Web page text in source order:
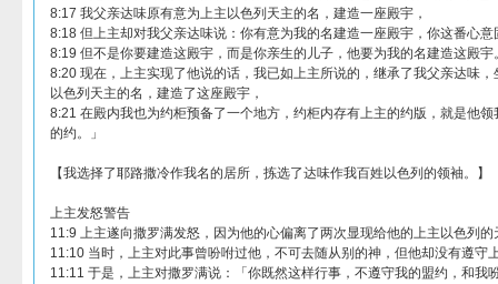
8:17 我父亲达味原有意为上主以色列天主的名，建造一座殿宇，
8:18 但上主却对我父亲达味说：你有意为我的名建造一座殿宇，你这番心意
8:19 但不是你要建造这殿宇，而是你亲生的儿子，他要为我的名建造这殿宇
8:20 现在，上主实现了他说的话，我已如上主所说的，继承了我父亲达味
以色列天主的名，建造了这座殿宇，
8:21 在殿内我也为约柜预备了一个地方，约柜内存有上主的约版，就是他
的约。」
【我选择了耶路撒冷作我名的居所，拣选了达味作我百姓以色列的领袖。】
上主发怒警告
11:9 上主遂向撒罗满发怒，因为他的心偏离了两次显现给他的上主以色列的
11:10 当时，上主对此事曾吩咐过他，不可去随从别的神，但他却没有遵守
11:11 于是，上主对撒罗满说：「你既然这样行事，不遵守我的盟约，和我